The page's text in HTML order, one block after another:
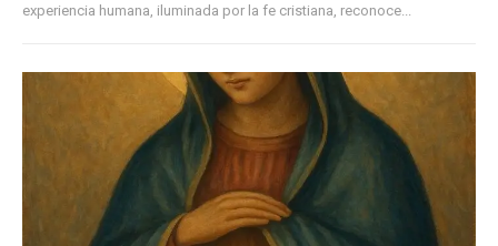
experiencia humana, iluminada por la fe cristiana, reconoce...